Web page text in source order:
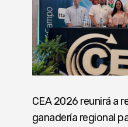
CEA 2026 reunirá a
ganadería regional